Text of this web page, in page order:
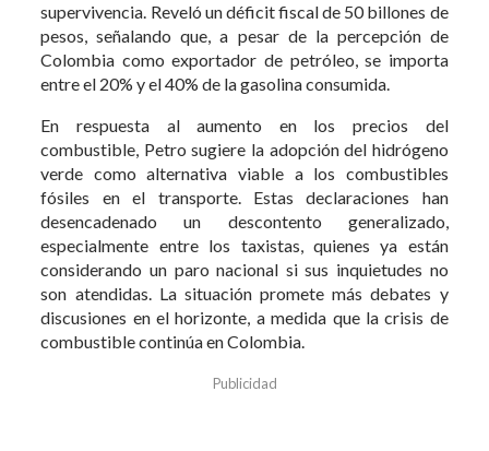
supervivencia. Reveló un déficit fiscal de 50 billones de
pesos, señalando que, a pesar de la percepción de
Colombia como exportador de petróleo, se importa
entre el 20% y el 40% de la gasolina consumida.
En respuesta al aumento en los precios del
combustible, Petro sugiere la adopción del hidrógeno
verde como alternativa viable a los combustibles
fósiles en el transporte. Estas declaraciones han
desencadenado un descontento generalizado,
especialmente entre los taxistas, quienes ya están
considerando un paro nacional si sus inquietudes no
son atendidas. La situación promete más debates y
discusiones en el horizonte, a medida que la crisis de
combustible continúa en Colombia.
Publicidad